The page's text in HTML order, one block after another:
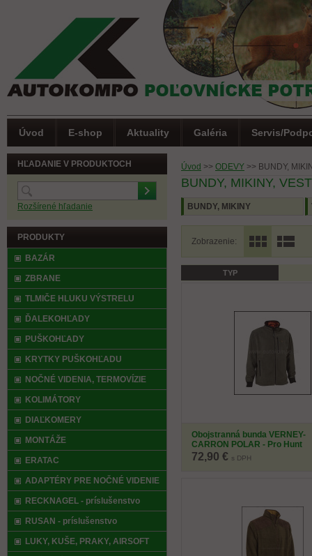
Úvod >> ODEVY >> BUNDY,
BUNDY, MIKINY,
BUNDY, MIKINY
Zobrazenie:
TYPLetná akcia
Obojstranná bunda VERNEY-
CARRON POLAR - Pro Hunt
72,90 € s DPH
HĽADANIE V PRODUKTOCH
Rozšírené hľadanie
PRODUKTY
BAZÁR
ZBRANE
TLMIČE HLUKU VÝSTRELU
ĎALEKOHĽADY
PUŠKOHĽADY
KRYTKY PUŠKOHĽADU
NOČNÉ VIDENIA, TERMOVÍZIE
KOLIMÁTORY
DIAĽKOMERY
MONTÁŽE
ERATAC
ADAPTÉRY PRE NOČNÉ VIDENIE
RECKNAGEL - príslušenstvo
RUSAN - príslušenstvo
LUKY, KUŠE, PRAKY, AIRSOFT
Úvod E-shop Aktuality Galéria Servis/